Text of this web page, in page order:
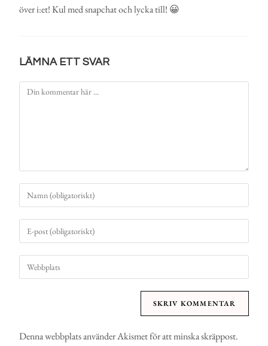
över i:et! Kul med snapchat och lycka till! 😀
LÄMNA ETT SVAR
Denna webbplats använder Akismet för att minska skräppost.